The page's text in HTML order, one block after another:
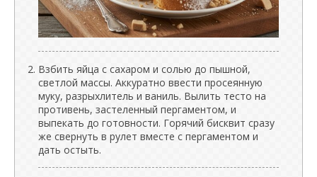
Взбить яйца с сахаром и солью до пышной,
светлой массы. Аккуратно ввести просеянную
муку, разрыхлитель и ваниль. Вылить тесто на
противень, застеленный пергаментом, и
выпекать до готовности. Горячий бисквит сразу
же свернуть в рулет вместе с пергаментом и
дать остыть.